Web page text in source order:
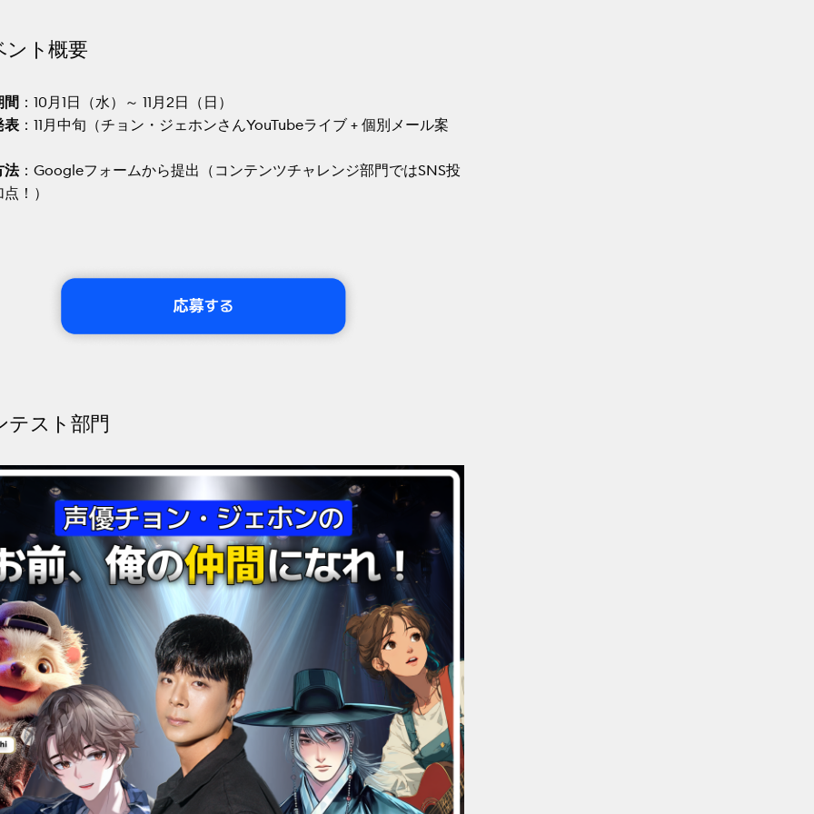
ント概要
間 ：10月1日（水）～ 11月2日（日）
表 ：11月中旬（チョン・ジェホンさんYouTubeライブ + 個別メール案
法：Googleフォームから提出（コンテンツチャレンジ部門ではSNS投
！）
テスト部門